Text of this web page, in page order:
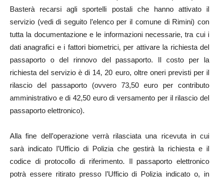
Basterà recarsi agli sportelli postali che hanno attivato il
servizio (vedi di seguito l’elenco per il comune di Rimini) con
tutta la documentazione e le informazioni necessarie, tra cui i
dati anagrafici e i fattori biometrici, per attivare la richiesta del
passaporto o del rinnovo del passaporto. Il costo per la
richiesta del servizio è di 14, 20 euro, oltre oneri previsti per il
rilascio del passaporto (ovvero 73,50 euro per contributo
amministrativo e di 42,50 euro di versamento per il rilascio del
passaporto elettronico).
Alla fine dell’operazione verrà rilasciata una ricevuta in cui
sarà indicato l’Ufficio di Polizia che gestirà la richiesta e il
codice di protocollo di riferimento. Il passaporto elettronico
potrà essere ritirato presso l’Ufficio di Polizia indicato o, in